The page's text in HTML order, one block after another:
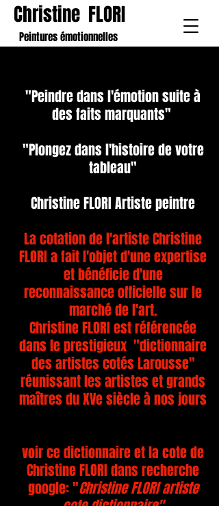
Christine FLORI
Peintures émotionnelles
"Peindre dans l'émotion suite à
des faits marquants"
"Plongez dans l'histoire de votre
tableau"
Christine FLORI Artiste peintre
La cotation de l'artiste Christine
FLORI a fait l'objet d'une expertise
et bénéficie d'une
reconnaissance officielle sur le
marché de l'art.
Christine FLORI est référencée
dans le prestigieux "dictionnaire
des artistes cotés Larousse"
réunissant les artistes et grands
maîtres du XVe siècle à nos jours
voir ce dictionnaire et la cote de
Christine FLORI dans recherche
google: "Christine FLORI artiste